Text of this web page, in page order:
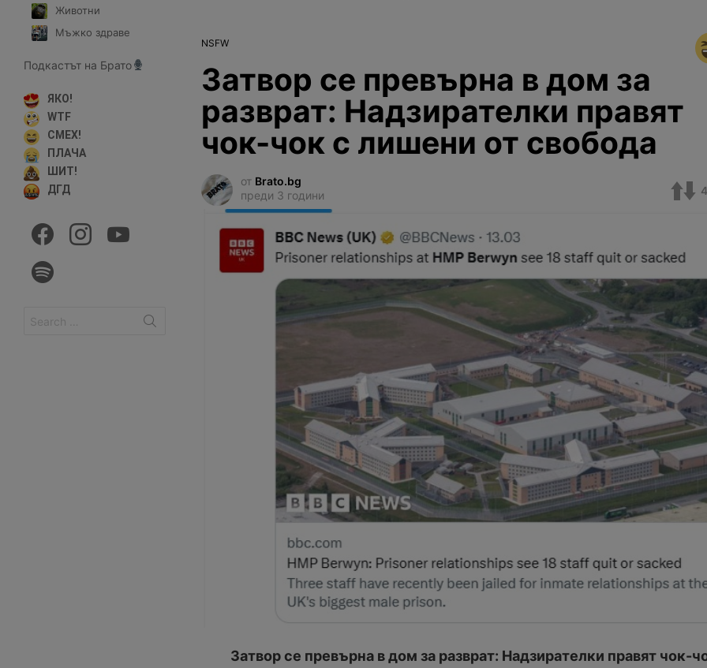
NSFW
Затвор се превърна в дом за
разврат: Надзирателки правят
чок-чок с лишени от свобода
от Brato.bg
преди 3 години
4
Затвор се превърна в дом за разврат: Надзирателки правят чок-
Животни
Мъжко здраве
Подкастът на Брато
ЯКО!
WTF
СМЕХ!
ПЛАЧА
ШИТ!
ДГД
for: